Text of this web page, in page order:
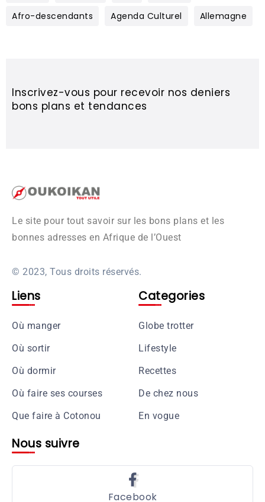
Afro-descendants
Agenda Culturel Allemagne
Inscrivez-vous pour recevoir nos deniers
bons plans et tendances
Le site pour tout savoir sur les bons plans et les
bonnes adresses en Afrique de l’Ouest
© 2023, Tous droits réservés.
Liens
Où manger
Où sortir
Où dormir
Où faire ses courses
Que faire à Cotonou
Categories
Globe trotter
Lifestyle
Recettes
De chez nous
En vogue
Nous suivre
Facebook